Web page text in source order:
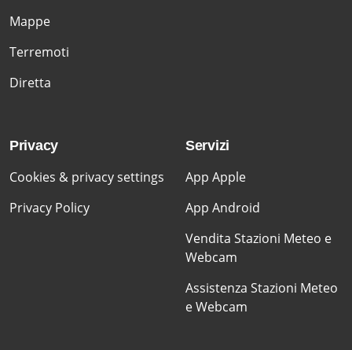
Mappe
Terremoti
Diretta
Privacy
Cookies & privacy settings
Privacy Policy
Servizi
App Apple
App Android
Vendita Stazioni Meteo e
Webcam
Assistenza Stazioni Meteo
e Webcam